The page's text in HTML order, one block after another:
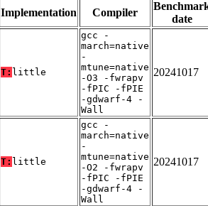
Implementation Compiler
date
T: little
gcc -
march=native
-
mtune=native
-O3 -fwrapv
-fPIC -fPIE
-gdwarf-4 -
Wall
20241017
T: little
gcc -
march=native
-
mtune=native
-O2 -fwrapv
-fPIC -fPIE
-gdwarf-4 -
Wall
20241017